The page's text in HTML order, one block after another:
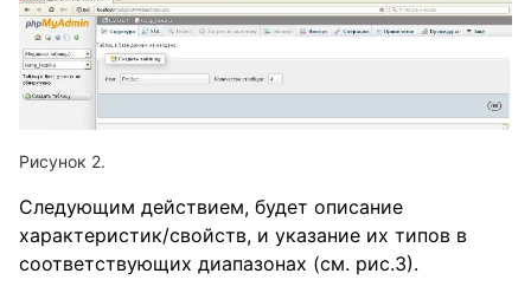
Следующим действием, будет описание
характеристик/свойств, и указание их типов в
соответствующих диапазонах (см. рис.3).